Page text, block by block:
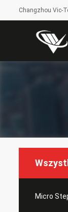
Changzhou Vic-
Micro